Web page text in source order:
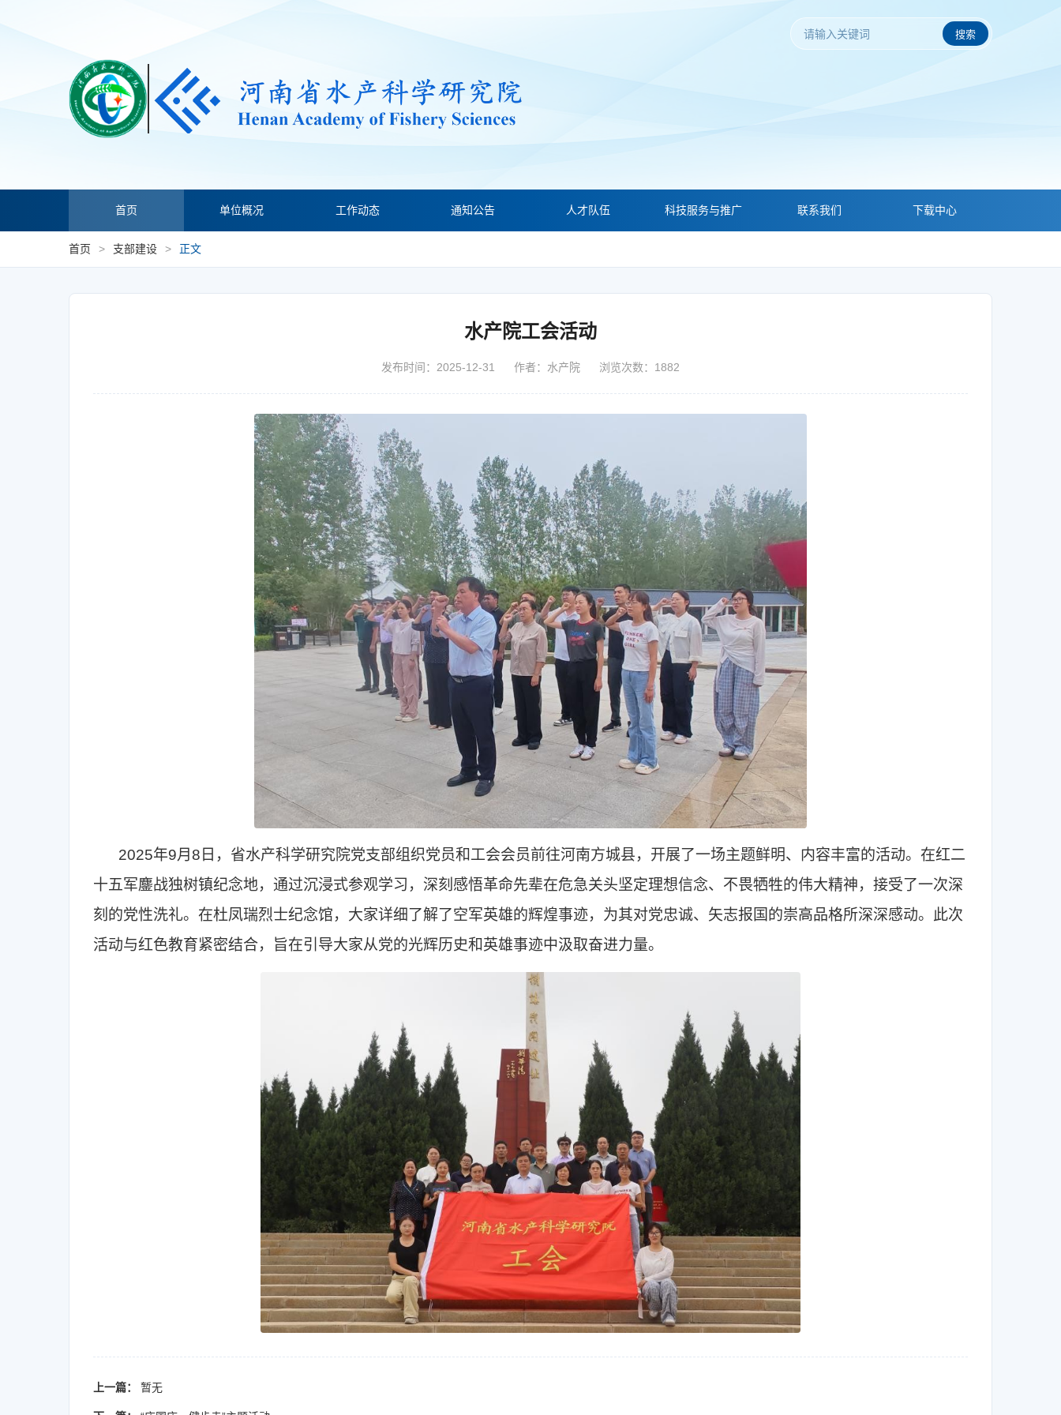
搜索
首页 单位概况 工作动态 通知公告 人才队伍 科技服务与推广 联系我们 下载中心
首页 > 支部建设 > 正文
水产院工会活动
发布时间：2025-12-31 作者：水产院 浏览次数：1882
2025年9月8日，省水产科学研究院党支部组织党员和工会会员前往河南方城县，开展了一场主题鲜明、内容丰富的活动。在红二
十五军鏖战独树镇纪念地，通过沉浸式参观学习，深刻感悟革命先辈在危急关头坚定理想信念、不畏牺牲的伟大精神，接受了一次深
刻的党性洗礼。在杜凤瑞烈士纪念馆，大家详细了解了空军英雄的辉煌事迹，为其对党忠诚、矢志报国的崇高品格所深深感动。此次
活动与红色教育紧密结合，旨在引导大家从党的光辉历史和英雄事迹中汲取奋进力量。
上一篇： 暂无